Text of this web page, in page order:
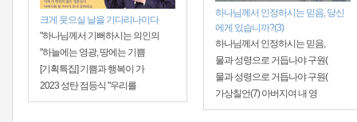
크게 웃으실 날을 기다리나이다
"하나님께서 기뻐하시는 의인의
"하늘에는 영광, 땅에는 기쁨
[기획특집] 기쁨과 행복이 가
2023 성탄 점등식 "우리를
하나님께서 인정하시는 믿음, 당신
에게 있습니까?(3)
하나님께서 인정하시는 믿음,
물과 성령으로 거듭나야 구원(
물과 성령으로 거듭나야 구원(
가상칠언(7) 아버지여 내 영